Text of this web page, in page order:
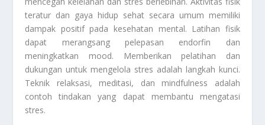
teratur dan gaya hidup sehat secara umum memiliki
dampak positif pada kesehatan mental. Latihan fisik
dapat merangsang pelepasan endorfin dan
meningkatkan mood. Memberikan pelatihan dan
dukungan untuk mengelola stres adalah langkah kunci.
Teknik relaksasi, meditasi, dan mindfulness adalah
contoh tindakan yang dapat membantu mengatasi
stres.